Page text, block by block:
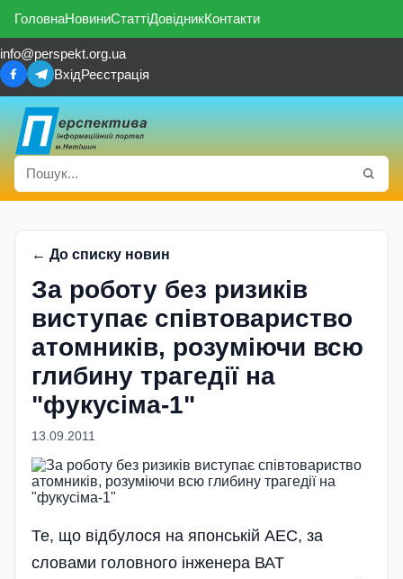
ГоловнаНовиниСтаттіДовідникКонтакти
info@perspekt.org.ua
ВхідРеєстрація
← До списку новин
За роботу без ризиків
виступає співтовариство
атомників, розуміючи всю
глибину трагедії на
"фукусіма-1"
13.09.2011
Те, що відбулося на японській АЕС, за
словами головного інженера ВАТ